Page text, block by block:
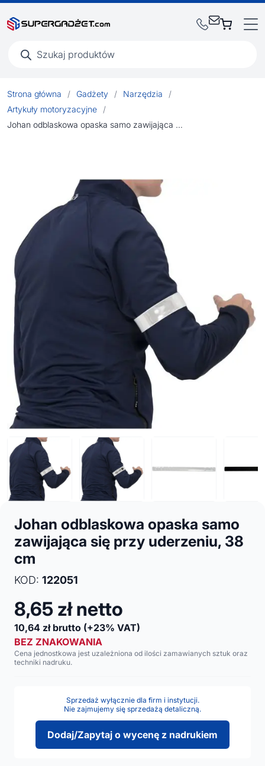
produktów
Strona główna / Gadżety / Narzędzia
/
Artykuły motoryzacyjne
/
Johan odblaskowa opaska samo zawijająca się przy uderzeniu, 38 cm
Johan odblaskowa opaska samo
zawijająca się przy uderzeniu, 38
cm
KOD: 122051
8,65 zł netto
10,64 zł brutto (+23% VAT)
BEZ ZNAKOWANIA
Cena jednostkowa jest uzależniona od ilości zamawianych sztuk oraz
techniki nadruku.
Sprzedaż wyłącznie dla firm i instytucji.
Nie zajmujemy się sprzedażą detaliczną.
Dodaj/Zapytaj o wycenę z nadrukiem